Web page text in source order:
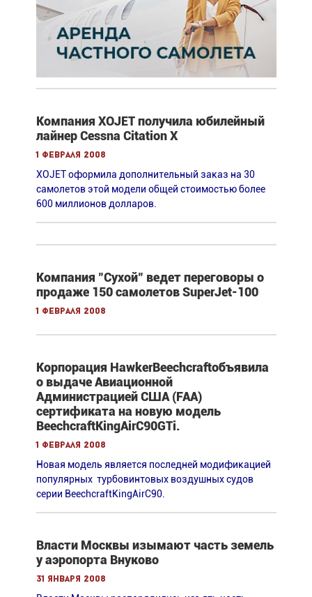
Компания XOJET получила юбилейный
лайнер Cessna Citation X
1 февраля 2008
XOJET оформила дополнительный заказ на 30
самолетов этой модели общей стоимостью более
600 миллионов долларов.
Компания "Сухой" ведет переговоры о
продаже 150 самолетов SuperJet-100
1 февраля 2008
Корпорация HawkerBeechcraftобъявила
о выдаче Авиационной
Администрацией США (FAA)
сертификата на новую модель
BeechcraftKingAirC90GTi.
1 февраля 2008
Новая модель является последней модификацией
популярных турбовинтовых воздушных судов
серии BeechcraftKingAirC90.
Власти Москвы изымают часть земель
у аэропорта Внуково
31 января 2008